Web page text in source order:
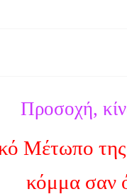
Προσοχή,
Μέτωπο
κόμμα σαν